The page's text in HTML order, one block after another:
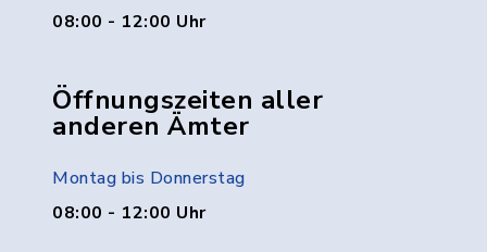
08:00 - 12:00 Uhr
Öffnungszeiten aller
anderen Ämter
Montag bis Donnerstag
08:00 - 12:00 Uhr